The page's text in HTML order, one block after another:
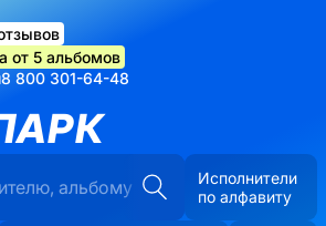
от 5 альбомов
8 800 301-64-48
Исполнители
по алфавиту